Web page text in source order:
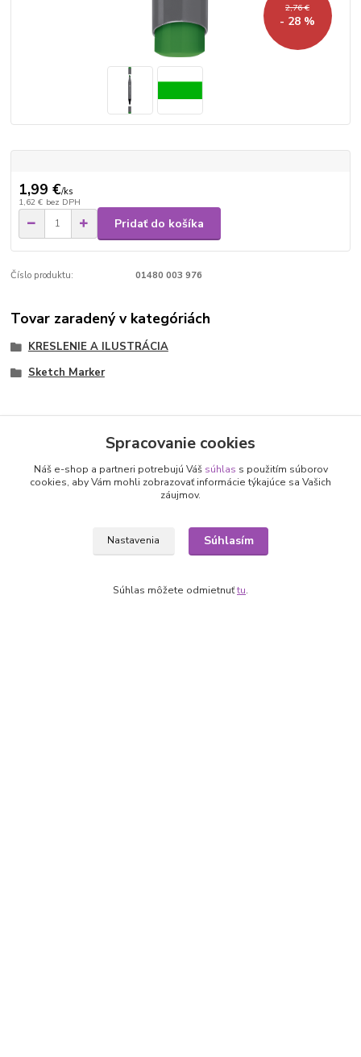
2,76 €
- 28 %
1,99 €/ks
1,62 € bez DPH
Pridať do košíka
Číslo produktu: 01480 003 976
Tovar zaradený v kategóriách
KRESLENIE A ILUSTRÁCIA
Sketch Marker
Nepremeškajte novinky, akcie a
zľavy!
Prihlásiť sa
spracovaním osobných údajov
Spracovanie cookies
Náš e-shop a partneri potrebujú Váš súhlas s použitím súborov
cookies, aby Vám mohli zobrazovať informácie týkajúce sa Vašich
záujmov.
Nastavenia Súhlasím
Súhlas môžete odmietnuťtu.